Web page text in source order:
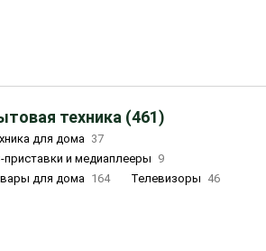
техника (461)
для дома 37
приставки и медиаплееры
9
для дома 164 Телевизоры 46